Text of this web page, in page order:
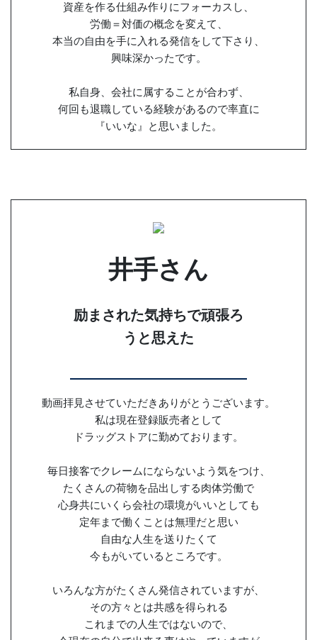
資産を作る仕組み作りにフォーカスし、
労働＝対価の概念を変えて、
本当の自由を手に入れる発信をして下さり、
興味深かったです。
私自身、会社に属することが合わず、
何回も退職している経験があるので率直に
『いいな』と思いました。
井手さん
励まされた気持ちで頑張ろ
うと思えた
動画拝見させていただきありがとうございます。
私は現在登録販売者として
ドラッグストアに勤めております。
毎日接客でクレームにならないよう気をつけ、
たくさんの荷物を品出しする肉体労働で
心身共にいくら会社の環境がいいとしても
定年まで働くことは無理だと思い
自由な人生を送りたくて
今もがいているところです。
いろんな方がたくさん発信されていますが、
その方々とは共感を得られる
これまでの人生ではないので、